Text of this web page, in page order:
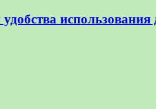
использования